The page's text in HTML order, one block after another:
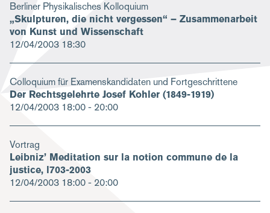
Berliner Physikalisches Kolloquium
„Skulpturen, die nicht vergessen“ – Zusammenarbeit
von Kunst und Wissenschaft
12/04/2003 18:30
Colloquium für Examenskandidaten und Fortgeschrittene
Der Rechtsgelehrte Josef Kohler (1849-1919)
12/04/2003 18:00 - 20:00
Vortrag
Leibniz’ Meditation sur la notion commune de la
justice, l703-2003
12/04/2003 18:00 - 20:00